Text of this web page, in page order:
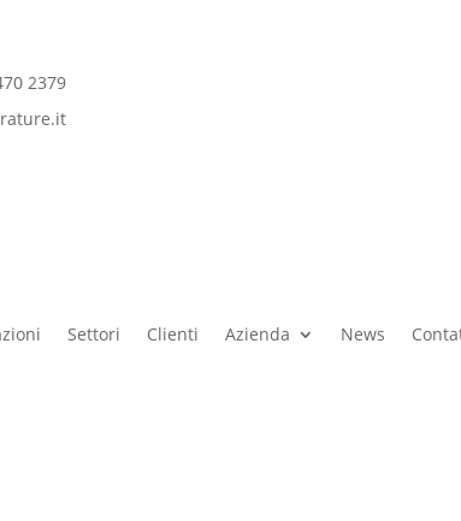
2379
Settori Clienti Azienda News